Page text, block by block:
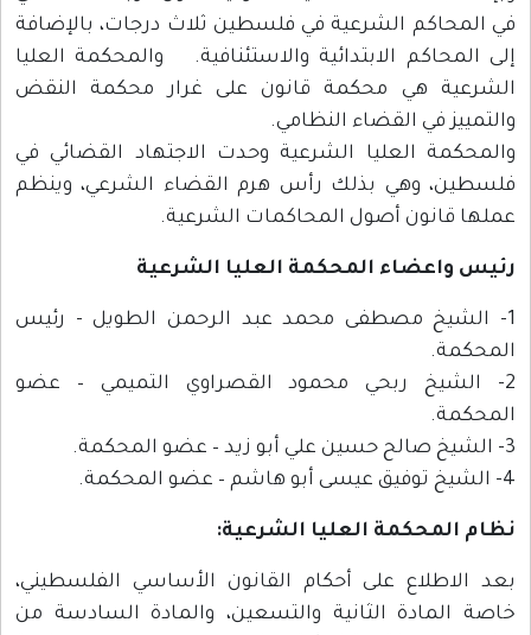
في المحاكم الشرعية في فلسطين ثلاث درجات، بالإضافة
إلى المحاكم الابتدائية والاستئنافية. والمحكمة العليا
الشرعية هي محكمة قانون على غرار محكمة النقض
والتمييز في القضاء النظامي.
والمحكمة العليا الشرعية وحدت الاجتهاد القضائي في
فلسطين، وهي بذلك رأس هرم القضاء الشرعي، وينظم
عملها قانون أصول المحاكمات الشرعية.
رئيس واعضاء المحكمة العليا الشرعية
1- الشيخ مصطفى محمد عبد الرحمن الطويل - رئيس
المحكمة.
2- الشيخ ربحي محمود القصراوي التميمي – عضو
المحكمة.
3- الشيخ صالح حسين علي أبو زيد – عضو المحكمة.
4- الشيخ توفيق عيسى أبو هاشم – عضو المحكمة.
نظام المحكمة العليا الشرعية:
بعد الاطلاع على أحكام القانون الأساسي الفلسطيني،
خاصة المادة الثانية والتسعين، والمادة السادسة من